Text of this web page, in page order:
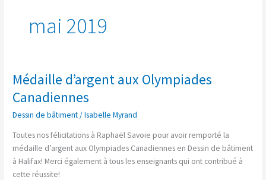
mai 2019
Médaille d’argent aux Olympiades
Canadiennes
Dessin de bâtiment/Isabelle Myrand
Toutes nos félicitations à Raphaël Savoie pour avoir remporté la
médaille d’argent aux Olympiades Canadiennes en Dessin de bâtiment
à Halifax! Merci également à tous les enseignants qui ont contribué à
cette réussite!
Médaille
aux
Olympiades